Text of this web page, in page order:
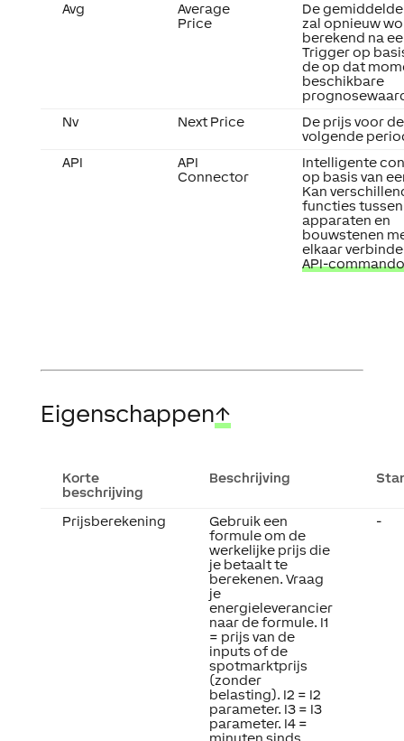
Avg
Average
Price
De
zal opnieuw
berekend na
Triggerop
de op dat
beschikbare
Nv
Next Price
De prijs voor de
volgende
API
API
Connector
Intelligente
op basis van
Kan
functies tussen
apparaten en
bouwstenen
elkaar
API-
Eigenschappen↑
Korte
beschrijving
Beschrijving
Prijsberekening
Gebruik een
formule om de
werkelijke prijs die
je betaalt te
berekenen. Vraag
je
energieleverancier
naar de formule. I1
= prijs van de
inputs of de
spotmarktprijs
(zonder
belasting). I2 = I2
parameter. I3 = I3
parameter. I4 =
minuten sinds
-